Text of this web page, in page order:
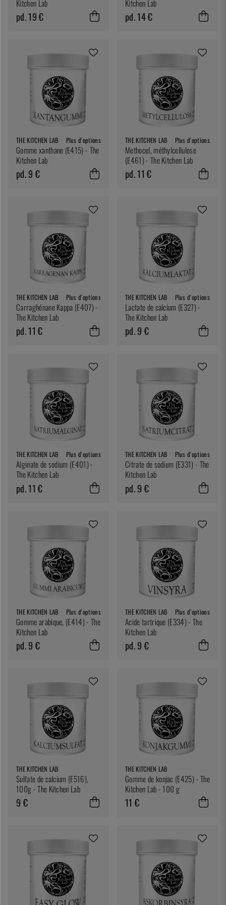
Kitchen Lab
pd. 19 €
Kitchen Lab
pd. 14 €
THE KITCHEN LAB Plus d'options
Gomme xanthane (E415) - The
Kitchen Lab
pd. 9 €
THE KITCHEN LAB Plus d'options
Methocel, méthylcellulose
(E461) - The Kitchen Lab
pd. 11 €
THE KITCHEN LAB Plus d'options
Carraghénane Kappa (E407) -
The Kitchen Lab
pd. 11 €
THE KITCHEN LAB Plus d'options
Lactate de calcium (E327) -
The Kitchen Lab
pd. 9 €
THE KITCHEN LAB Plus d'options
Alginate de sodium (E401) -
The Kitchen Lab
pd. 11 €
THE KITCHEN LAB Plus d'options
Citrate de sodium (E331) - The
Kitchen Lab
pd. 9 €
THE KITCHEN LAB Plus d'options
Gomme arabique, (E414) - The
Kitchen Lab
pd. 9 €
THE KITCHEN LAB Plus d'options
Acide tartrique (E334) - The
Kitchen Lab
pd. 9 €
THE KITCHEN LAB
Sulfate de calcium (E516),
100g - The Kitchen Lab
9 €
THE KITCHEN LAB
Gomme de konjac (E425) - The
Kitchen Lab - 100 g
11 €